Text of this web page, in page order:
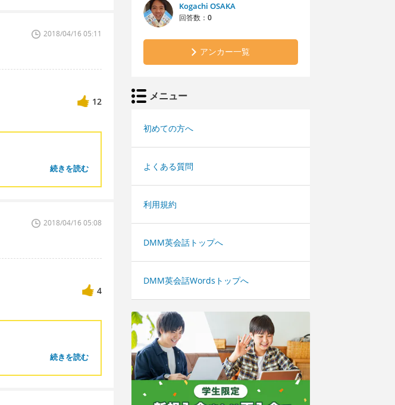
2018/04/16 05:11
12
続きを読む
2018/04/16 05:08
4
続きを読む
Kogachi OSAKA
回答数： 0
アンカー一覧
メニュー
初めての方へ
よくある質問
利用規約
DMM英会話トップへ
DMM英会話Wordsトップへ